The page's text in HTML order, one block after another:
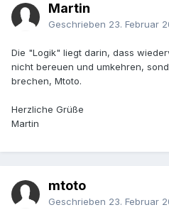
Martin
Geschrieben 23. Februar
Die "Logik" liegt darin, dass
nicht bereuen und umkehren,
brechen, Mtoto.
Herzliche Grüße
Martin
mtoto
Geschrieben 23. Februar